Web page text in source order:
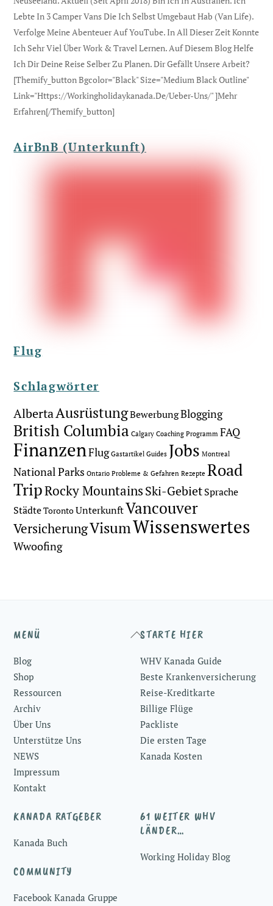
Lebte In 3 Camper Vans Die Ich Selbst Umgebaut Hab (Van Life).
Verfolge Meine Abenteuer Auf YouTube. In All Dieser Zeit Konnte
Ich Sehr Viel Über Work & Travel Lernen. Auf Diesem Blog Helfe
Ich Dir Deine Reise Selber Zu Planen. Dir Gefällt Unsere Arbeit?
[themify_button Bgcolor="black" Size="medium Black Outline"
Link="https://workingholidaykanada.de/ueber-Uns/" ]Mehr
Erfahren[/themify_button]
AirBnB (Unterkunft)
Flug
Schlagwörter
AlbertaAusrüstungBewerbungBlogging
British Columbia Calgary Coaching Programm FAQ
FinanzenFlug Gastartikel Guides Jobs Montreal
National Parks Ontario Probleme & Gefahren Rezepte Road
TripRocky MountainsSki-GebietSprache
StädteTorontoUnterkunftVancouver
VersicherungVisumWissenswertes
Wwoofing
Back
Top
MENÜ
Blog
Shop
Ressourcen
Archiv
Über Uns
Unterstütze Uns
NEWS
Impressum
Kontakt
STARTE HIER
WHV Kanada Guide
Beste Krankenversicherung
Reise-Kreditkarte
Billige Flüge
Packliste
Die ersten Tage
Kanada Kosten
KANADA RATGEBER
Kanada Buch
COMMUNITY
Facebook Kanada Gruppe
61 WEITER WHV
LÄNDER…
Working Holiday Blog